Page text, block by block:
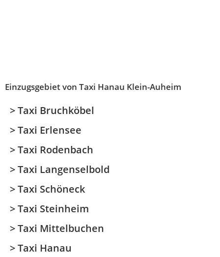
Einzugsgebiet von Taxi Hanau Klein-Auheim
> Taxi Bruchköbel
> Taxi Erlensee
> Taxi Rodenbach
> Taxi Langenselbold
> Taxi Schöneck
> Taxi Steinheim
> Taxi Mittelbuchen
> Taxi Hanau